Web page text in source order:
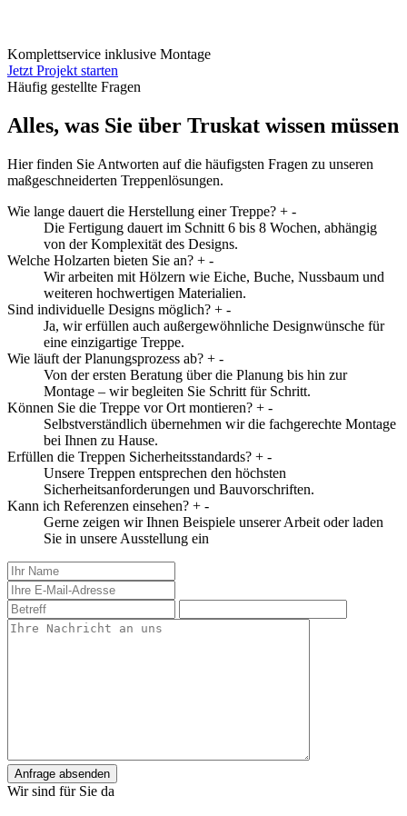
Komplettservice inklusive Montage
Jetzt Projekt starten
Häufig gestellte Fragen
Alles, was Sie über Truskat wissen müssen
Hier finden Sie Antworten auf die häufigsten Fragen zu unseren
maßgeschneiderten Treppenlösungen.
Wie lange dauert die Herstellung einer Treppe? + -
Die Fertigung dauert im Schnitt 6 bis 8 Wochen, abhängig
von der Komplexität des Designs.
Welche Holzarten bieten Sie an? + -
Wir arbeiten mit Hölzern wie Eiche, Buche, Nussbaum und
weiteren hochwertigen Materialien.
Sind individuelle Designs möglich? + -
Ja, wir erfüllen auch außergewöhnliche Designwünsche für
eine einzigartige Treppe.
Wie läuft der Planungsprozess ab? + -
Von der ersten Beratung über die Planung bis hin zur
Montage – wir begleiten Sie Schritt für Schritt.
Können Sie die Treppe vor Ort montieren? + -
Selbstverständlich übernehmen wir die fachgerechte Montage
bei Ihnen zu Hause.
Erfüllen die Treppen Sicherheitsstandards? + -
Unsere Treppen entsprechen den höchsten
Sicherheitsanforderungen und Bauvorschriften.
Kann ich Referenzen einsehen? + -
Gerne zeigen wir Ihnen Beispiele unserer Arbeit oder laden
Sie in unsere Ausstellung ein
Anfrage absenden
Wir sind für Sie da